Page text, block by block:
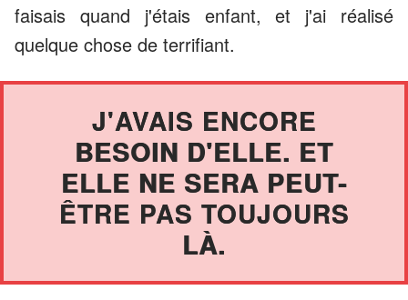
faisais quand j'étais enfant, et j'ai réalisé
quelque chose de terrifiant.
J'AVAIS ENCORE
BESOIN D'ELLE. ET
ELLE NE SERA PEUT-
ÊTRE PAS TOUJOURS
LÀ.